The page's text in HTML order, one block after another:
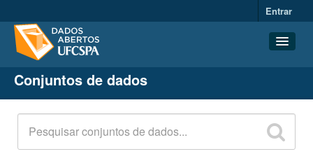
Entrar
Conjuntos de dados
Organizações
Grupos
Sobre
Conjuntos de dados